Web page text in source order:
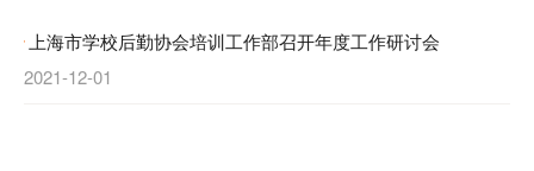
上海市学校后勤协会培训工作部召开年度工作研讨会
2021-12-01